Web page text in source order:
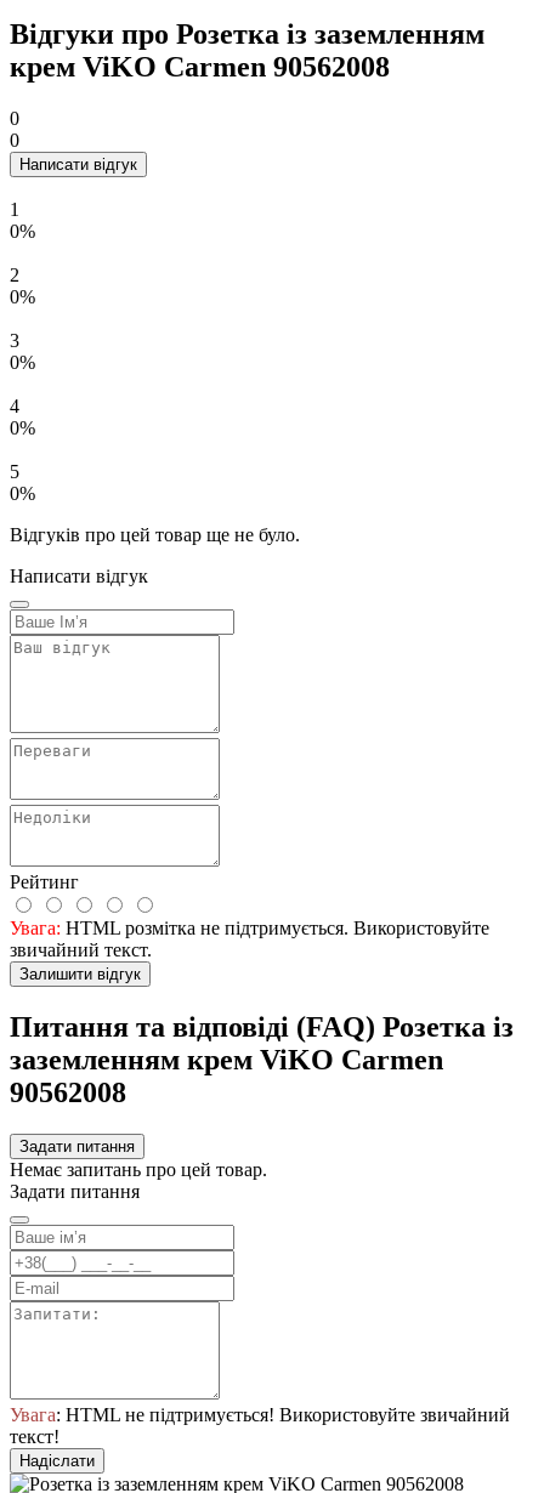
Відгуки про Розетка із заземленням
крем ViKO Carmen 90562008
0
0
Написати відгук
1
0%
2
0%
3
0%
4
0%
5
0%
Відгуків про цей товар ще не було.
Написати відгук
Рейтинг
Увага: HTML розмітка не підтримується. Використовуйте
звичайний текст.
Залишити відгук
Питання та відповіді (FAQ) Розетка із
заземленням крем ViKO Carmen
90562008
Задати питання
Немає запитань про цей товар.
Задати питання
Увага: HTML не підтримується! Використовуйте звичайний
текст!
Надіслати